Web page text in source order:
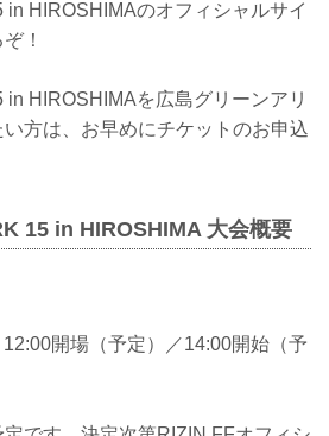
in HIROSHIMAのオフィシャルサイ
！
HIROSHIMAを広島グリーンアリ
方は、お早めにチケットのお申込
15 in HIROSHIMA 大会概要
開場（予定）／14:00開始（予